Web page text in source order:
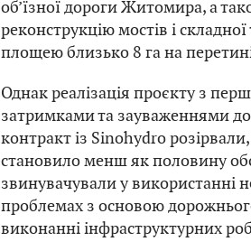
об’їзної дороги Житомира, а
реконструкцію мостів і
площею близько 8 га на
Однак реалізація проєкту з
затримками та зауваженнями до
контракт із Sinohydro
становило менш як половину
звинувачували у використанні
проблемах з основою
виконанні інфраструктурних